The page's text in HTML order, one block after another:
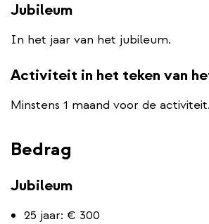
Jubileum
In het jaar van het jubileum.
Activiteit in het teken van
Minstens 1 maand voor de activiteit.
Bedrag
Jubileum
25 jaar: € 300